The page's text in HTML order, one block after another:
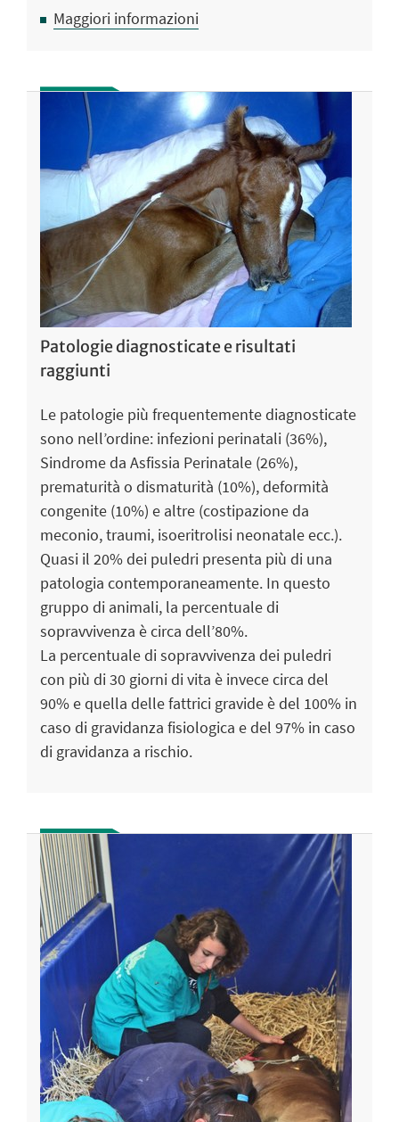
Maggiori informazioni
Patologie diagnosticate e risultati
raggiunti
Le patologie più frequentemente diagnosticate
sono nell’ordine: infezioni perinatali (36%),
Sindrome da Asfissia Perinatale (26%),
prematurità o dismaturità (10%), deformità
congenite (10%) e altre (costipazione da
meconio, traumi, isoeritrolisi neonatale ecc.).
Quasi il 20% dei puledri presenta più di una
patologia contemporaneamente. In questo
gruppo di animali, la percentuale di
sopravvivenza è circa dell’80%.
La percentuale di sopravvivenza dei puledri
con più di 30 giorni di vita è invece circa del
90% e quella delle fattrici gravide è del 100% in
caso di gravidanza fisiologica e del 97% in caso
di gravidanza a rischio.